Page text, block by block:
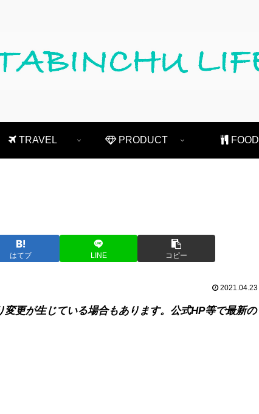
TRAVEL PRODUCT FOOD
はてブ LINE コピー
2021.04.23
更が生じている場合もあります。公式HP等で最新の